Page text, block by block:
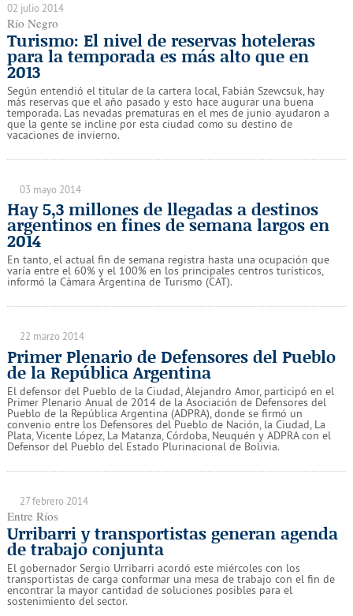
02 julio 2014
Río Negro
Turismo: El nivel de reservas hoteleras
para la temporada es más alto que en
2013
Según entendió el titular de la cartera local, Fabián Szewcsuk, hay
más reservas que el año pasado y esto hace augurar una buena
temporada. Las nevadas prematuras en el mes de junio ayudaron a
que la gente se incline por esta ciudad como su destino de
vacaciones de invierno.
03 mayo 2014
Hay 5,3 millones de llegadas a destinos
argentinos en fines de semana largos en
2014
En tanto, el actual fin de semana registra hasta una ocupación que
varía entre el 60% y el 100% en los principales centros turísticos,
informó la Cámara Argentina de Turismo (CAT).
22 marzo 2014
Primer Plenario de Defensores del Pueblo
de la República Argentina
El defensor del Pueblo de la Ciudad, Alejandro Amor, participó en el
Primer Plenario Anual de 2014 de la Asociación de Defensores del
Pueblo de la República Argentina (ADPRA), donde se firmó un
convenio entre los Defensores del Pueblo de Nación, la Ciudad, La
Plata, Vicente López, La Matanza, Córdoba, Neuquén y ADPRA con el
Defensor del Pueblo del Estado Plurinacional de Bolivia.
27 febrero 2014
Entre Ríos
Urribarri y transportistas generan agenda
de trabajo conjunta
El gobernador Sergio Urribarri acordó este miércoles con los
transportistas de carga conformar una mesa de trabajo con el fin de
encontrar la mayor cantidad de soluciones posibles para el
sostenimiento del sector.